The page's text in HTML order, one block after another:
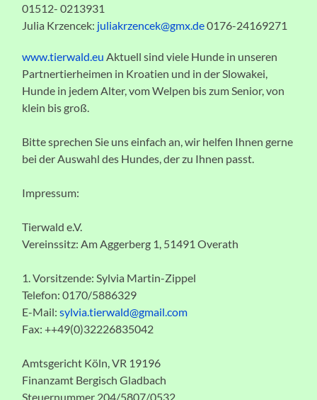
01512- 0213931
Julia Krzencek: juliakrzencek@gmx.de0176-24169271
www.tierwald.eu Aktuell sind viele Hunde in unseren
Partnertierheimen in Kroatien und in der Slowakei,
Hunde in jedem Alter, vom Welpen bis zum Senior, von
klein bis groß.
Bitte sprechen Sie uns einfach an, wir helfen Ihnen gerne
bei der Auswahl des Hundes, der zu Ihnen passt.
Impressum:
Tierwald e.V.
Vereinssitz: Am Aggerberg 1, 51491 Overath
1. Vorsitzende: Sylvia Martin-Zippel
Telefon: 0170/5886329
E-Mail:sylvia.tierwald@gmail.com
Fax: ++49(0)32226835042
Amtsgericht Köln, VR 19196
Finanzamt Bergisch Gladbach
Steuernummer 204/5807/0532